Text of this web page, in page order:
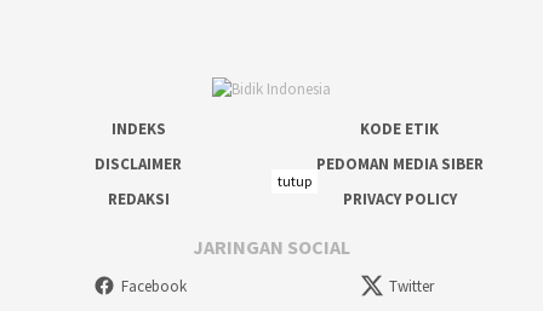
INDEKS
KODE ETIK
DISCLAIMER
PEDOMAN MEDIA SIBER
REDAKSI
PRIVACY POLICY
JARINGAN SOCIAL
Facebook
Twitter
tutup